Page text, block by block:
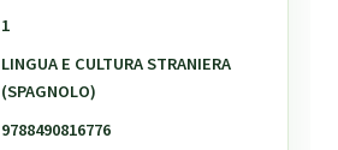
1
LINGUA E CULTURA STRANIERA
(SPAGNOLO)
9788490816776